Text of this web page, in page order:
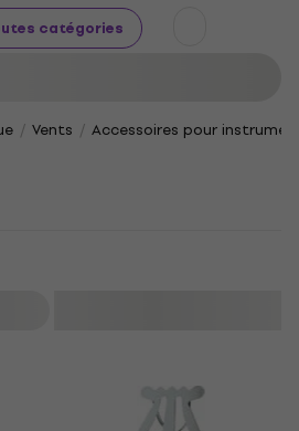
catégories
Vents Accessoires pour